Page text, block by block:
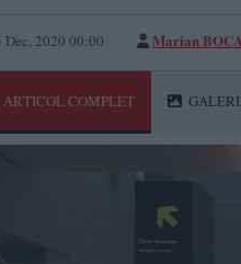
Dec, 2020 00:00 Marian
ARTICOL COMPLET